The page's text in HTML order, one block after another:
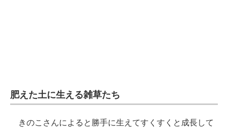
肥えた土に生える雑草たち
きのこさんによると勝手に生えてすくすくと成長して